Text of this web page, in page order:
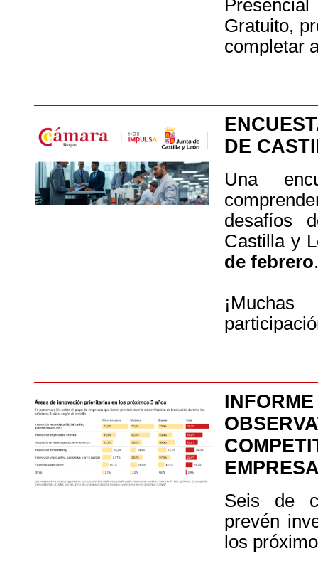
Presencial
Gratuito,
completar
DE
Una
desafíos
Castilla y
de febrero.
Seis de
prevén
los